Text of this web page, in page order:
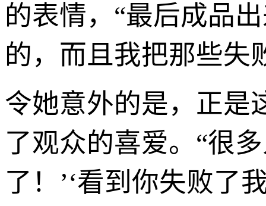
的表情，“最后成品
的，而且我把那些失
令她意外的是，正是
了观众的喜爱。“很
了！’‘看到你失败了